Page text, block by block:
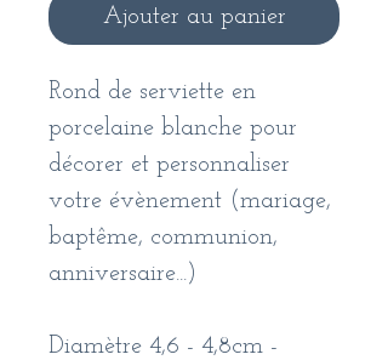
Ajouter au panier
Rond de serviette en
porcelaine blanche pour
décorer et personnaliser
votre évènement (mariage,
baptême, communion,
anniversaire...)
Diamètre 4,6 - 4,8cm -